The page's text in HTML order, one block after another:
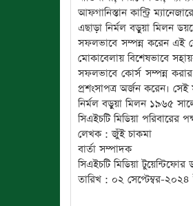
আফগানিস্তান কান্ট্রি
এছাড়া নির্মল বড়ুয়া মিলন
সফলভাবে সম্পন্ন করেন এই
মোকাবেলায় বিশেষভাবে
সফলভাবে কোর্স সম্পন্ন
প্রশংসাপত্র অর্জন করেন। সেই
নির্মল বড়ুয়া মিলন ১৯৬৫
সিএইচটি মিডিয়া পরিবারের
লেখক : জুঁই চাকমা
বার্তা সম্পাদক
সিএইচটি মিডিয়া
তারিখ : ০২ সেপ্টেম্বর-২০২৪